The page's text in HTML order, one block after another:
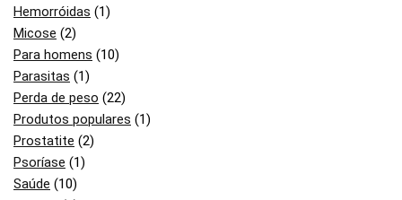
Hemorróidas (1)
Micose (2)
Para homens (10)
Parasitas (1)
Perda de peso (22)
Produtos populares (1)
Prostatite (2)
Psoríase (1)
Saúde (10)